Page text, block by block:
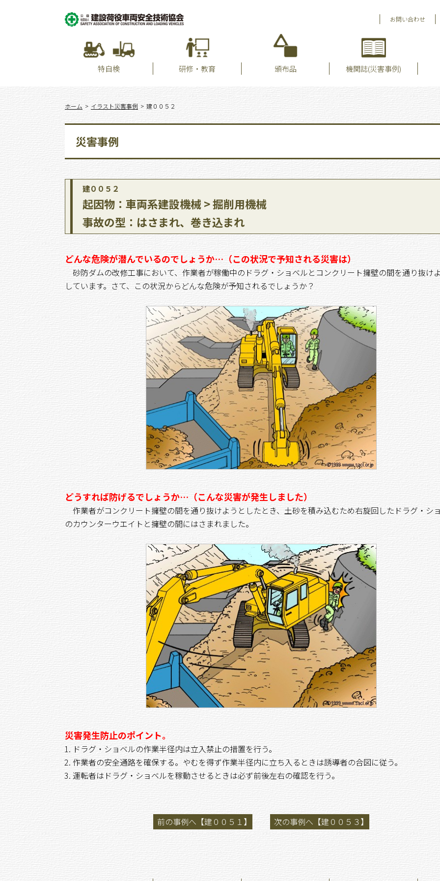
お問い合わせ
特自検 研修・教育 頒布品 機関誌(災害事例)
ホーム イラスト災害事例 建００５２
災害事例
建００５２
起因物：車両系建設機械 > 掘削用機械
事故の型：はさまれ、巻き込まれ
どんな危険が潜んでいるのでしょうか…（この状況で予知される災害は）
砂防ダムの改修工事において、作業者が稼働中のドラグ・ショベルとコンクリート擁壁の間を通り抜け
しています。さて、この状況からどんな危険が予知されるでしょうか？
どうすれば防げるでしょうか…（こんな災害が発生しました）
作業者がコンクリート擁壁の間を通り抜けようとしたとき、土砂を積み込むため右旋回したドラグ・シ
のカウンターウエイトと擁壁の間にはさまれました。
災害発生防止のポイント。
ドラグ・ショベルの作業半径内は立入禁止の措置を行う。
作業者の安全通路を確保する。やむを得ず作業半径内に立ち入るときは誘導者の合図に従う。
運転者はドラグ・ショベルを稼動させるときは必ず前後左右の確認を行う。
前の事例へ【建００５１】 次の事例へ【建００５３】